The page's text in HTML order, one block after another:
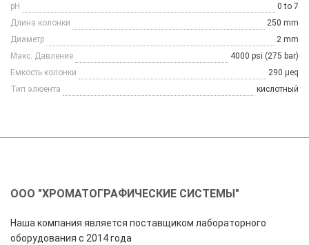
рН
0 to 7
Длина колонки
250 mm
Диаметр
2 mm
Макс. Давление
4000 psi (275 bar)
Емкость колонки
290 µeq
Тип элюента
кислотный
ООО "ХРОМАТОГРАФИЧЕСКИЕ СИСТЕМЫ"
Наша компания является поставщиком лабораторного
оборудования с 2014 года